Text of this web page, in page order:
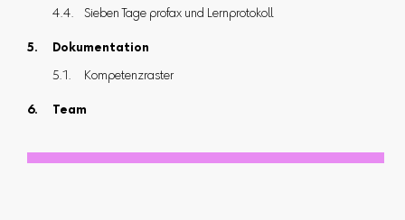
Sieben Tage profax und Lernprotokoll
Dokumentation
Kompetenzraster
Team